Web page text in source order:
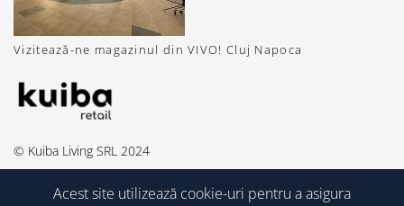
Vizitează-ne magazinul din VIVO! Cluj Napoca
© Kuiba Living SRL 2024
Acest site utilizează cookie-uri pentru a asigura